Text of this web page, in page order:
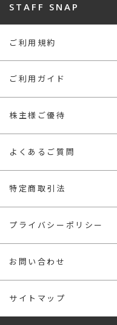
STAFF SNAP
ご利用規約
ご利用ガイド
株主様ご優待
よくあるご質問
特定商取引法
プライバシーポリシー
お問い合わせ
サイトマップ